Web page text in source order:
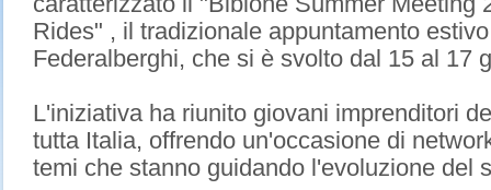
Rides" , il tradizionale appuntamento
Federalberghi, che si è svolto dal 15 al 17
L'iniziativa ha riunito giovani imprenditori
tutta Italia, offrendo un'occasione di
temi che stanno guidando l'evoluzione del